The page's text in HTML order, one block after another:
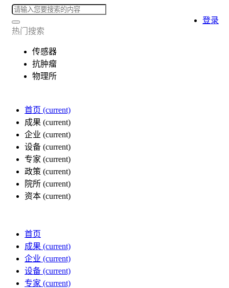
热门搜索
传感器
抗肿瘤
物理所
首页 (current)
成果 (current)
企业 (current)
设备 (current)
专家 (current)
政策 (current)
院所 (current)
资本 (current)
登录
首页
成果 (current)
企业 (current)
设备 (current)
专家 (current)